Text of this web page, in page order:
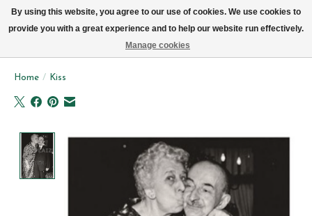
Home / Kiss
Product image slideshow Items
By using this website, you agree to our use of cookies. We use cookies to
provide you with a great experience and to help our website run effectively.
Manage cookies